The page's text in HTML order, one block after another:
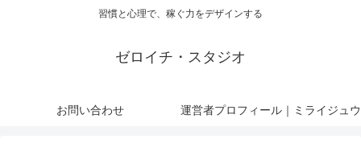
習慣と心理で、稼ぐ力をデザインする
ゼロイチ・スタジオ
お問い合わせ 運営者プロフィール｜ミライジュウ